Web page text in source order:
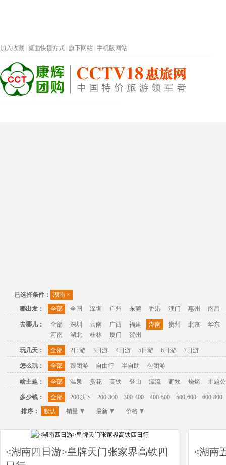
加入收藏 桌面快捷方式 旗下网站 手机版网站
已选择条件： 湖南 ×
哪出发：
全部 全国 深圳 广州 东莞 香港 澳门 惠州 南昌
去哪儿： 全部 深圳 云南 广西 福建 湖南 贵州 北京
华东
河南
湖北 桂林 厦门 贺州
玩几天： 全部 2日游 3日游 4日游 5日游 6日游 7日游
怎么玩： 全部 跟团游 自由行 半自助 包团游
啥主题： 全部 温泉 赏花 高铁 登山 漂流 野炊 烧烤 主题
多少钱： 全部 200以下 200-300 300-400 400-500 500-600
600-800
排序：
默认 销量 最新 价格
<湖南四日游>皇牌天门张家界高铁四
<湖南